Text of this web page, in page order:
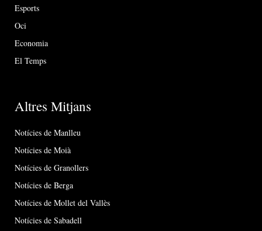
Esports
Oci
Economia
El Temps
Altres Mitjans
Notícies de Manlleu
Notícies de Moià
Notícies de Granollers
Notícies de Berga
Notícies de Mollet del Vallès
Notícies de Sabadell